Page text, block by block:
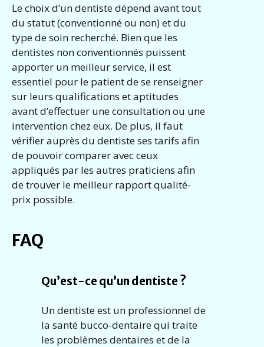
Le choix d’un dentiste dépend avant tout
du statut (conventionné ou non) et du
type de soin recherché. Bien que les
dentistes non conventionnés puissent
apporter un meilleur service, il est
essentiel pour le patient de se renseigner
sur leurs qualifications et aptitudes
avant d’effectuer une consultation ou une
intervention chez eux. De plus, il faut
vérifier auprès du dentiste ses tarifs afin
de pouvoir comparer avec ceux
appliqués par les autres praticiens afin
de trouver le meilleur rapport qualité-
prix possible.
FAQ
Qu’est-ce qu’un dentiste ?
Un dentiste est un professionnel de
la santé bucco-dentaire qui traite
les problèmes dentaires et de la